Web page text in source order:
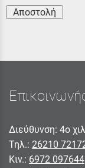
Αποστολή
Διεύθυνση: 4ο
Τηλ.: 26210
Κιν.: 6972 097644